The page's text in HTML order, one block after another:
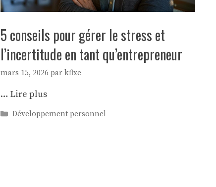
5 conseils pour gérer le stress et
l’incertitude en tant qu’entrepreneur
mars 15, 2026 par kflxe
… Lire plus
Catégories
Développement personnel